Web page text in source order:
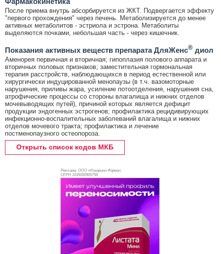
После приема внутрь абсорбируется из ЖКТ. Подвергается эффекту
"первого прохождения" через печень. Метаболизируется до менее
активных метаболитов - эстриола и эстрона. Метаболиты
выделяются почками, небольшая часть - через кишечник.
Показания активных веществ препарата ДляЖенс® диол
Аменорея первичная и вторичная; гипоплазия полового аппарата и
вторичных половых признаков; заместительная гормональная
терапия расстройств, наблюдающихся в период естественной или
хирургически индуцированной менопаузы (в т.ч. вазомоторные
нарушения, приливы жара, усиление потоотделения, нарушения сна,
атрофические процессы со стороны влагалища и нижних отделов
мочевыводящих путей), причиной которых является дефицит
продукции эндогенных эстрогенов; профилактика рецидивирующих
инфекционно-воспалительных заболеваний влагалища и нижних
отделов мочевого тракта; профилактика и лечение
постменопаузного остеопороза.
Открыть список кодов МКБ
Реклама. ООО «Изварино Фарма»,
ОГРН 1035000900758